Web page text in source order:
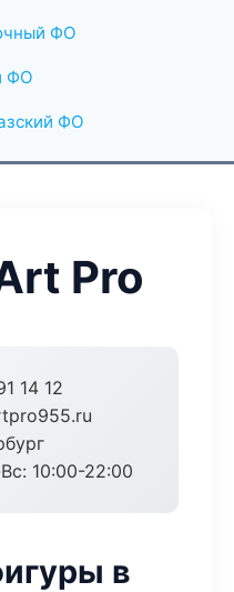
ФО
ФО
ФО
Pro
14 12
10:00-22:00
в